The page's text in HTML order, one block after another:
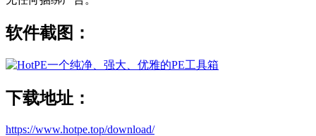
软件截图：
下载地址：
https://www.hotpe.top/download/